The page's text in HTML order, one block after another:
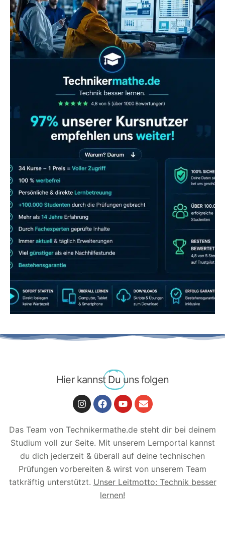
LERNEN
Hier kannst Du uns folgen
Das Team von Technikermathe.de steht dir bei deinem
Studium voll zur Seite. Mit unserem Lernportal kannst
du dich jederzeit & überall auf deine technischen
Prüfungen vorbereiten & wirst von unserem Team
tatkräftig unterstützt. Unser Leitmotto: Technik besser
lernen!